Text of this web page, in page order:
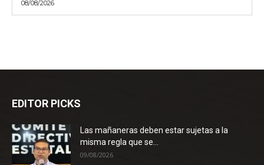
08/08/2026
EDITOR PICKS
Las mañaneras deben estar sujetas a la
misma regla que se...
09/08/2026